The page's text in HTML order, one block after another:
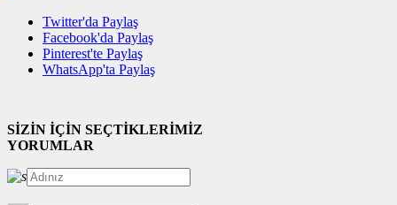
Twitter'da Paylaş
Facebook'da Paylaş
Pinterest'te Paylaş
WhatsApp'ta Paylaş
SİZİN İÇİN SEÇTİKLERİMİZ
YORUMLAR